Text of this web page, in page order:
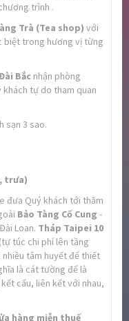
trình .
Trà (Tea shop) với
biệt trong hương vị từng
Bắc nhận phòng
khách tự do tham quan
sạn 3 sao.
đưa Quý khách tới thăm
Bảo Tàng Cố Cung -
Loan. Tháp Taipei 10
túc chi phí lên tầng
tâm huyết để thiết
là cát tường để là
cấu, liên kết với nhau,
hàng miễn thuế